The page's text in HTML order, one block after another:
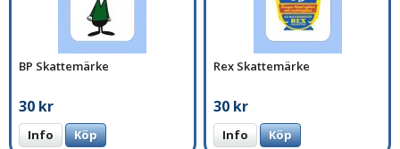
BP Skattemärke
30 kr
Info Köp
Rex Skattemärke
30 kr
Info Köp